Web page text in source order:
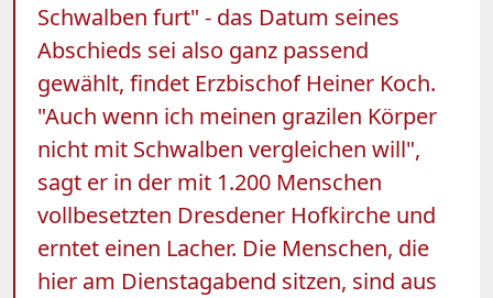
Schwalben furt" - das Datum seines
Abschieds sei also ganz passend
gewählt, findet Erzbischof Heiner Koch.
"Auch wenn ich meinen grazilen Körper
nicht mit Schwalben vergleichen will",
sagt er in der mit 1.200 Menschen
vollbesetzten Dresdener Hofkirche und
erntet einen Lacher. Die Menschen, die
hier am Dienstagabend sitzen, sind aus